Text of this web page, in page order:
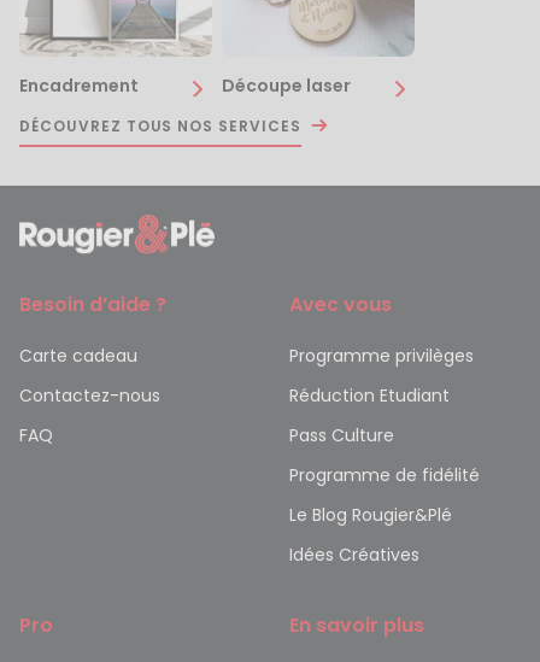
Encadrement Découpe laser
DÉCOUVREZ TOUS NOS SERVICES
Besoin d’aide ?
Carte cadeau
Contactez-nous
FAQ
Avec vous
Programme privilèges
Réduction Etudiant
Pass Culture
Programme de fidélité
Le Blog Rougier&Plé
Idées Créatives
Pro En savoir plus